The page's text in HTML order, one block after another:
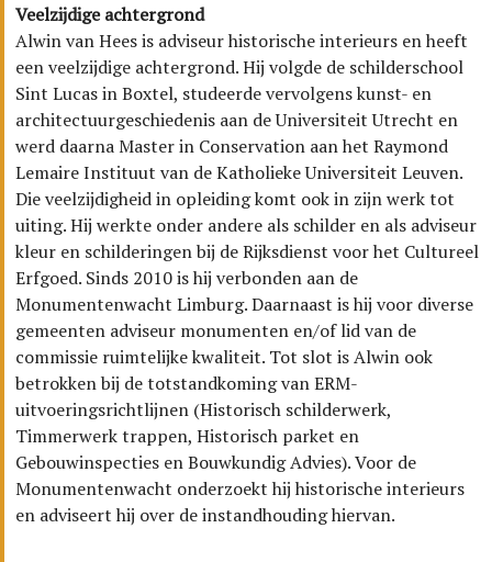
Veelzijdige achtergrond
Alwin van Hees is adviseur historische interieurs en heeft
een veelzijdige achtergrond. Hij volgde de schilderschool
Sint Lucas in Boxtel, studeerde vervolgens kunst- en
architectuurgeschiedenis aan de Universiteit Utrecht en
werd daarna Master in Conservation aan het Raymond
Lemaire Instituut van de Katholieke Universiteit Leuven.
Die veelzijdigheid in opleiding komt ook in zijn werk tot
uiting. Hij werkte onder andere als schilder en als adviseur
kleur en schilderingen bij de Rijksdienst voor het Cultureel
Erfgoed. Sinds 2010 is hij verbonden aan de
Monumentenwacht Limburg. Daarnaast is hij voor diverse
gemeenten adviseur monumenten en/of lid van de
commissie ruimtelijke kwaliteit. Tot slot is Alwin ook
betrokken bij de totstandkoming van ERM-
uitvoeringsrichtlijnen (Historisch schilderwerk,
Timmerwerk trappen, Historisch parket en
Gebouwinspecties en Bouwkundig Advies). Voor de
Monumentenwacht onderzoekt hij historische interieurs
en adviseert hij over de instandhouding hiervan.